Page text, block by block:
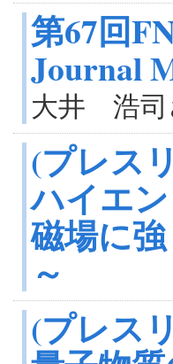
第67回
Journal
大井 浩司
(プレス
ハイエ
磁場に
～
(プレス